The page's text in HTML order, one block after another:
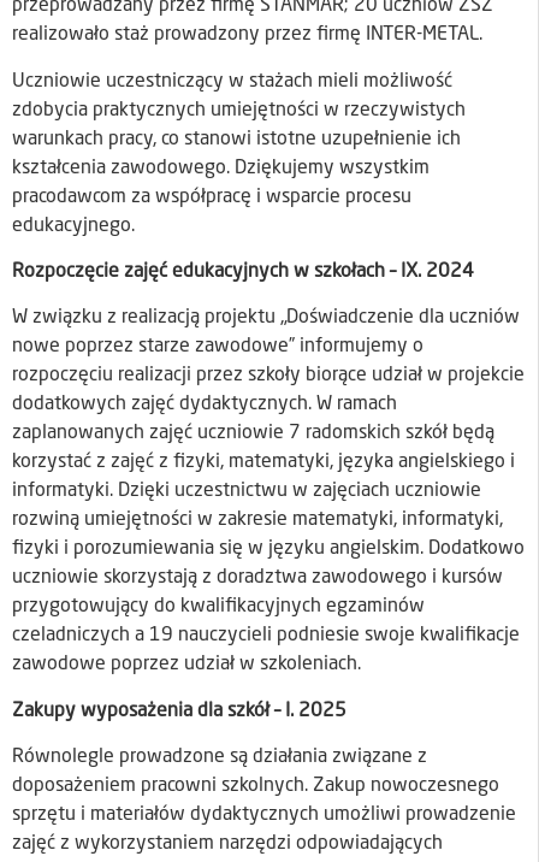
przeprowadzany przez firmę STANMAR; 20 uczniów ZSZ
realizowało staż prowadzony przez firmę INTER-METAL.
Uczniowie uczestniczący w stażach mieli możliwość
zdobycia praktycznych umiejętności w rzeczywistych
warunkach pracy, co stanowi istotne uzupełnienie ich
kształcenia zawodowego. Dziękujemy wszystkim
pracodawcom za współpracę i wsparcie procesu
edukacyjnego.
Rozpoczęcie zajęć edukacyjnych w szkołach – IX. 2024
W związku z realizacją projektu „Doświadczenie dla uczniów
nowe poprzez starze zawodowe” informujemy o
rozpoczęciu realizacji przez szkoły biorące udział w projekcie
dodatkowych zajęć dydaktycznych. W ramach
zaplanowanych zajęć uczniowie 7 radomskich szkół będą
korzystać z zajęć z fizyki, matematyki, języka angielskiego i
informatyki. Dzięki uczestnictwu w zajęciach uczniowie
rozwiną umiejętności w zakresie matematyki, informatyki,
fizyki i porozumiewania się w języku angielskim. Dodatkowo
uczniowie skorzystają z doradztwa zawodowego i kursów
przygotowujący do kwalifikacyjnych egzaminów
czeladniczych a 19 nauczycieli podniesie swoje kwalifikacje
zawodowe poprzez udział w szkoleniach.
Zakupy wyposażenia dla szkół – I. 2025
Równolegle prowadzone są działania związane z
doposażeniem pracowni szkolnych. Zakup nowoczesnego
sprzętu i materiałów dydaktycznych umożliwi prowadzenie
zajęć z wykorzystaniem narzędzi odpowiadających